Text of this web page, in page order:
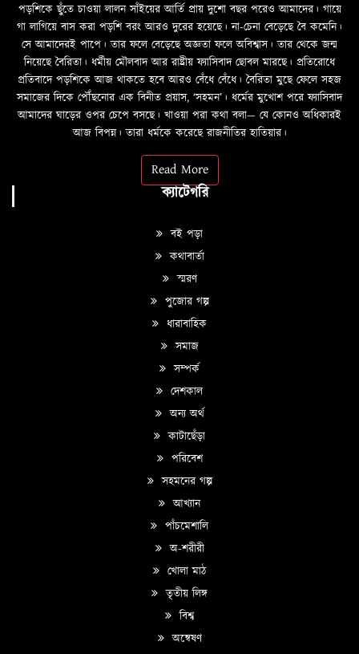
পড়শিকে ছুঁতে চাওয়া লালন সাঁইয়ের আর্তি প্রায় দুশো বছর পরেও আমাদের। গায়ে
গা লাগিয়ে বাস করা পড়শি বরং আরও দুরের হয়েছে। না-চেনা বেড়েছে বৈ কমেনি।
সে আমাদেরই পাপে। তার ফলে বেড়েছে অজ্ঞতা ফলে অবিশ্বাস। তার থেকে জন্ম
নিয়েছে বৈরিতা। ধর্মীয় মৌলবাদ আর রাষ্ট্রীয় ফ্যাসিবাদ ছোবল মারছে। প্রতিরোধে
প্রতিবাদে পড়শিকে আজ থাকতে হবে আরও বেঁধে বেঁধে। বৈরিতা মুছে ফেলে সহজ
সমাজের দিকে পৌঁছনোর এক বিনীত প্রয়াস, ‘সহমন’। ধর্মের মুখোশ পরে ফ্যাসিবাদ
আমাদের ঘাড়ের ওপর চেপে বসছে। খাওয়া পরা কথা বলা—­­ যে কোনও অধিকারই
আজ বিপন্ন। তারা ধর্মকে করেছে রাজনীতির হাতিয়ার।
Read More
ক্যাটেগরি
বই পড়া
কথাবার্তা
স্মরণ
পুজোর গল্প
ধারাবাহিক
সমাজ
সম্পর্ক
দেশকাল
অন্য অর্থ
কাটাছেঁড়া
পরিবেশ
সহমনের গল্প
আখ্যান
পাঁচমেশালি
অ-শরীরী
খোলা মাঠ
তৃতীয় লিঙ্গ
বিশ্ব
অন্বেষণ